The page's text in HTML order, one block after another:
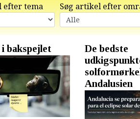
efter tema Søg artikel efter
bakspejlet
De bedste
Andalusien